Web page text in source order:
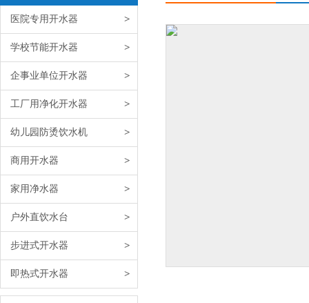
医院专用开水器 >
学校节能开水器 >
企事业单位开水器 >
工厂用净化开水器 >
幼儿园防烫饮水机 >
商用开水器 >
家用净水器 >
户外直饮水台 >
步进式开水器 >
即热式开水器 >